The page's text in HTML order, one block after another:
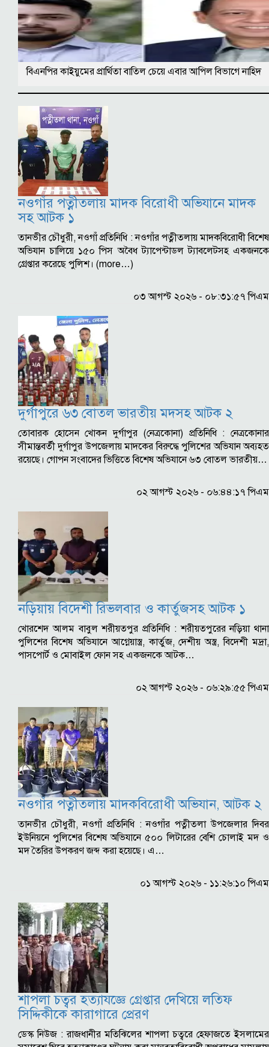
বিএনপির কাইয়ুমের প্রার্থিতা বাতিল চেয়ে এবার আপিল বিভাগে নাহিদ
নওগাঁর পত্নীতলায় মাদক বিরোধী অভিযানে মাদক
সহ আটক ১
তানভীর চৌধুরী, নওগাঁ প্রতিনিধি : নওগাঁর পত্নীতলায় মাদকবিরোধী বিশেষ
অভিযান চালিয়ে ১৫০ পিস অবৈধ ট্যাপেন্টাডল ট্যাবলেটসহ একজনকে
গ্রেপ্তার করেছে পুলিশ। (more…)
০৩ আগস্ট ২০২৬ - ০৮:৩১:৫৭ পিএম
দুর্গাপুরে ৬৩ বোতল ভারতীয় মদসহ আটক ২
তোবারক হোসেন খোকন দুর্গাপুর (নেত্রকোনা) প্রতিনিধি : নেত্রকোনার
সীমান্তবর্তী দুর্গাপুর উপজেলায় মাদকের বিরুদ্ধে পুলিশের অভিযান অব্যহত
রয়েছে। গোপন সংবাদের ভিত্তিতে বিশেষ অভিযানে ৬৩ বোতল ভারতীয়…
০২ আগস্ট ২০২৬ - ০৬:৪৪:১৭ পিএম
নড়িয়ায় বিদেশী রিভলবার ও কার্তুজসহ আটক ১
খোরশেদ আলম বাবুল শরীয়তপুর প্রতিনিধি : শরীয়তপুরের নড়িয়া থানা
পুলিশের বিশেষ অভিযানে আগ্নেয়াস্ত্র, কার্তুজ, দেশীয় অস্ত্র, বিদেশী মদ্রা,
পাসপোর্ট ও মোবাইল ফোন সহ একজনকে আটক…
০২ আগস্ট ২০২৬ - ০৬:২৯:৫৫ পিএম
নওগাঁর পত্নীতলায় মাদকবিরোধী অভিযান, আটক ২
তানভীর চৌধুরী, নওগাঁ প্রতিনিধি : নওগাঁর পত্নীতলা উপজেলার দিবর
ইউনিয়নে পুলিশের বিশেষ অভিযানে ৫০০ লিটারের বেশি চোলাই মদ ও
মদ তৈরির উপকরণ জব্দ করা হয়েছে। এ…
০১ আগস্ট ২০২৬ - ১১:২৬:১০ পিএম
শাপলা চত্বর হত্যাযজ্ঞে গ্রেপ্তার দেখিয়ে লতিফ
সিদ্দিকীকে কারাগারে প্রেরণ
ডেস্ক নিউজ : রাজধানীর মতিঝিলের শাপলা চত্বরে হেফাজতে ইসলামের